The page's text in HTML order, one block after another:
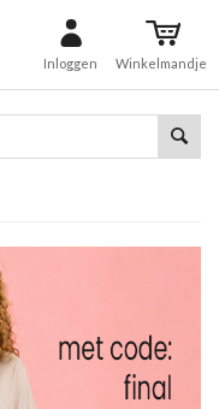
Inloggen Winkelmandje